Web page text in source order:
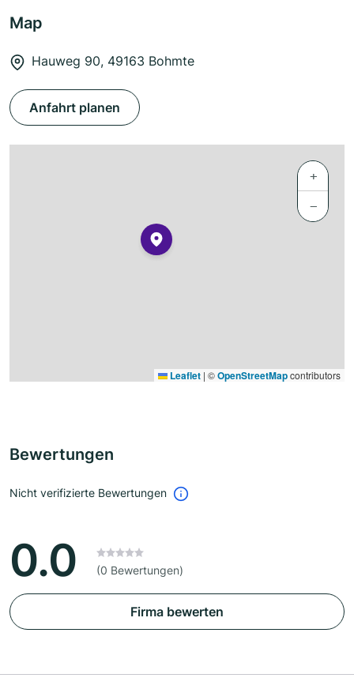
Map
Hauweg 90, 49163 Bohmte
Anfahrt planen
+
−
Leaflet | ©OpenStreetMapcontributors
Bewertungen
Nicht verifizierte Bewertungen
0.0 (0 Bewertungen)
Firma bewerten